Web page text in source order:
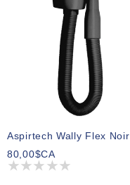
Aspirtech Wally Flex Noir
80,00$CA